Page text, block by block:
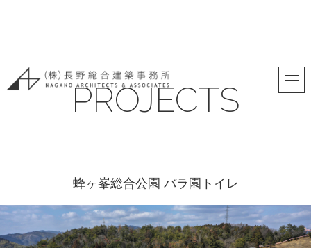
PROJECTS
蜂ヶ峯総合公園 バラ園トイレ